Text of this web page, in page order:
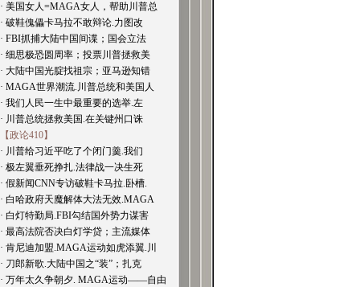
· 美国女人=MAGA女人，帮助川普总
· 破鞋傀儡卡马拉不敢辩论.力图改
· FBI抓捕大陆中国间谍；国会立法
· 细思极恐圆周率；投票川普拯救美
· 大陆中国光腚找祖宗；亚马逊知错
· MAGA世界潮流.川普总统和美国人
· 我们人民一生中最重要的选举.左
· 川普总统拯救美国.在关键州口诛
【政论410】
· 川普给习近平吃了个闭门羹.我们
· 极左翼垂死挣扎.法律战一决生死
· 假新闻CNN专访破鞋卡马拉.卧槽.
· 白哈政府天魔解体大法无效.MAGA
· 白灯特勤局.FBI勾结国外势力谋害
· 最高法院否决白灯学贷；主流媒体
· 肯尼迪加盟.MAGA运动如虎添翼.川
· 刀郎新歌.大陆中国之“装”；扎克
· 万年太久争朝夕. MAGA运动——自由